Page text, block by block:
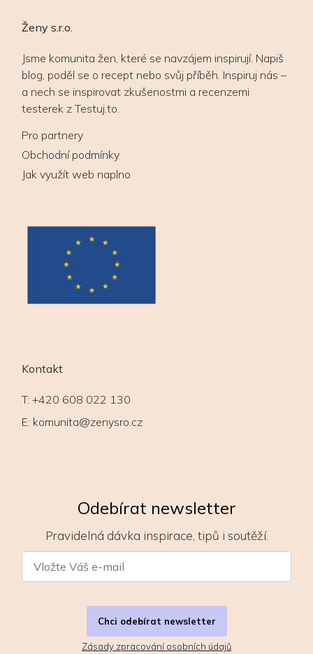
Ženy s.r.o.
Jsme komunita žen, které se navzájem inspirují. Napiš
blog, poděl se o recept nebo svůj příběh. Inspiruj nás –
a nech se inspirovat zkušenostmi a recenzemi
testerek z Testuj.to.
Pro partnery
Obchodní podmínky
Jak využít web naplno
Kontakt
T: +420 608 022 130
E: komunita@zenysro.cz
Odebírat newsletter
Pravidelná dávka inspirace, tipů i soutěží.
Chci odebírat newsletter
Zásady zpracování osobních údajů